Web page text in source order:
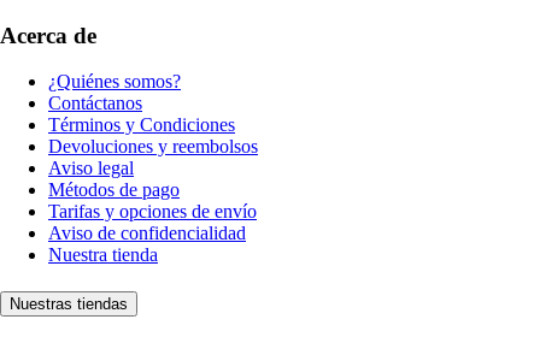
Acerca de
¿Quiénes somos?
Contáctanos
Términos y Condiciones
Devoluciones y reembolsos
Aviso legal
Métodos de pago
Tarifas y opciones de envío
Aviso de confidencialidad
Nuestra tienda
Nuestras tiendas